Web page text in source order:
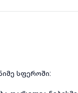
სფეროში: